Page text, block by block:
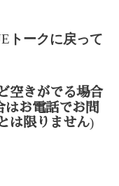
トークに戻って
空きがでる場合
はお電話でお問
は限りません)